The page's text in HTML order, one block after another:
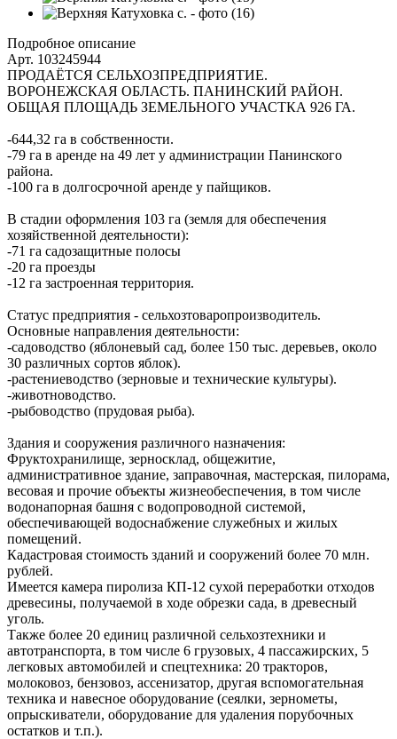
Подробное описание
Арт. 103245944
ПРОДАЁТСЯ СЕЛЬХОЗПРЕДПРИЯТИЕ.
ВОРОНЕЖСКАЯ ОБЛАСТЬ. ПАНИНСКИЙ РАЙОН.
ОБЩАЯ ПЛОЩАДЬ ЗЕМЕЛЬНОГО УЧАСТКА 926 ГА.
-644,32 га в собственности.
-79 га в аренде на 49 лет у администрации Панинского
района.
-100 га в долгосрочной аренде у пайщиков.
В стадии оформления 103 га (земля для обеспечения
хозяйственной деятельности):
-71 га садозащитные полосы
-20 га проезды
-12 га застроенная территория.
Статус предприятия - сельхозтоваропроизводитель.
Основные направления деятельности:
-садоводство (яблоневый сад, более 150 тыс. деревьев, около
30 различных сортов яблок).
-растениеводство (зерновые и технические культуры).
-животноводство.
-рыбоводство (прудовая рыба).
Здания и сооружения различного назначения:
Фруктохранилище, зерносклад, общежитие,
административное здание, заправочная, мастерская, пилорама,
весовая и прочие объекты жизнеобеспечения, в том числе
водонапорная башня с водопроводной системой,
обеспечивающей водоснабжение служебных и жилых
помещений.
Кадастровая стоимость зданий и сооружений более 70 млн.
рублей.
Имеется камера пиролиза КП-12 сухой переработки отходов
древесины, получаемой в ходе обрезки сада, в древесный
уголь.
Также более 20 единиц различной сельхозтехники и
автотранспорта, в том числе 6 грузовых, 4 пассажирских, 5
легковых автомобилей и спецтехника: 20 тракторов,
молоковоз, бензовоз, ассенизатор, другая вспомогательная
техника и навесное оборудование (сеялки, зернометы,
опрыскиватели, оборудование для удаления порубочных
остатков и т.п.).